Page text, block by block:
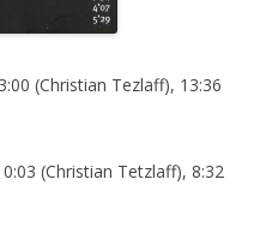
(Christian Tezlaff), 13:36
(Christian Tetzlaff), 8:32